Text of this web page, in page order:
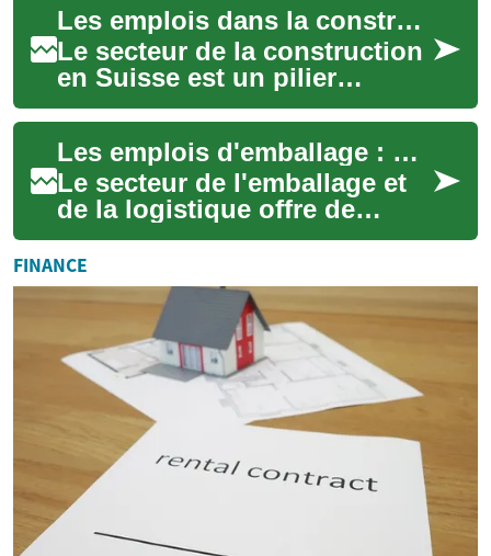
profession offr...
Les emplois dans la construction en Suisse : opportunités et défis
Le secteur de la construction
en Suisse est un pilier
essentiel de l'économie
nationale, offrant une
multitude d'oppo...
Les emplois d'emballage : Opportunités et perspectives dans le secteur de la logistique
Le secteur de l'emballage et
de la logistique offre de
nombreuses opportunités
d'emploi pour les personnes
à la reche...
FINANCE